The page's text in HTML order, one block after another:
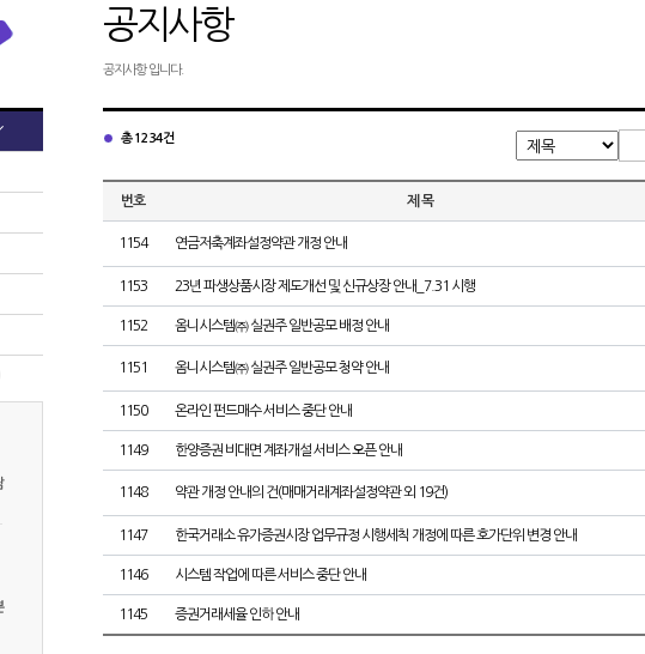
공지사항
공지사항 입니다.
총 1234건
번호 제 목
1154 연금저축계좌설정약관 개정 안내
1153 23년 파생상품시장 제도개선 및 신규상장 안내_7.31 시행
1152 옴니시스템㈜ 실권주 일반공모 배정 안내
1151 옴니시스템㈜ 실권주 일반공모 청약 안내
1150 온라인 펀드매수 서비스 중단 안내
1149 한양증권 비대면 계좌개설 서비스 오픈 안내
1148 약관 개정 안내의 건(매매거래계좌설정약관 외 19건)
1147 한국거래소 유가증권시장 업무규정 시행세칙 개정에 따른 호가단위 변경 안내
1146 시스템 작업에 따른 서비스 중단 안내
1145 증권거래세율 인하 안내